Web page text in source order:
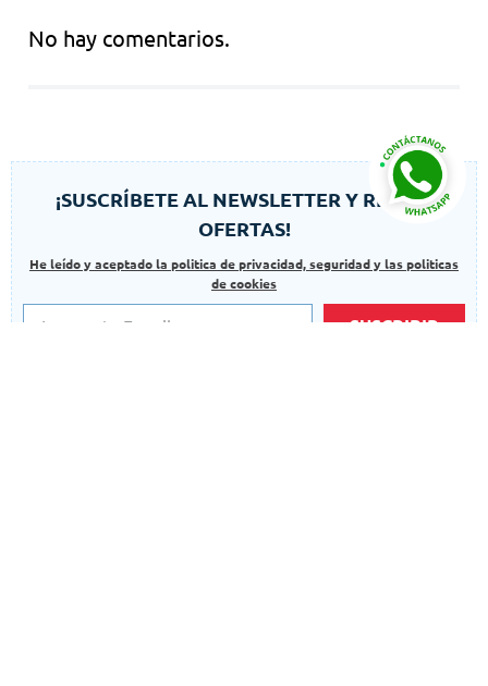
No hay comentarios.
¡SUSCRÍBETE AL NEWSLETTER Y RECIBE
OFERTAS!
He leído y aceptado la politica de privacidad, seguridad y las politicas
de cookies
SUSCRIBIR